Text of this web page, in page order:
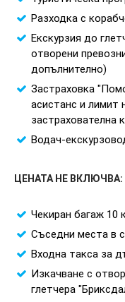
Разходка с
Екскурзия до
отворени
допълнително)
Застраховка
асистанс и лимит
застрахователна
Водач-
ЦЕНАТА НЕ ВКЛЮЧВА:
Чекиран багаж 10
Съседни места в
Входна такса за
Изкачване с
глетчера